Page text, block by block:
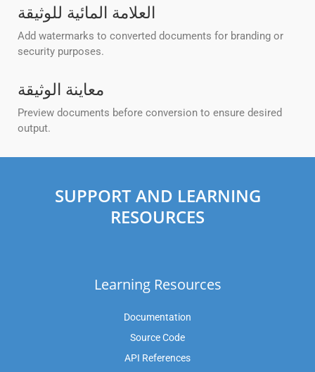
العلامة المائية للوثيقة
Add watermarks to converted documents for branding or
security purposes.
معاينة الوثيقة
Preview documents before conversion to ensure desired
output.
SUPPORT AND LEARNING
RESOURCES
Learning Resources
Documentation
Source Code
API References